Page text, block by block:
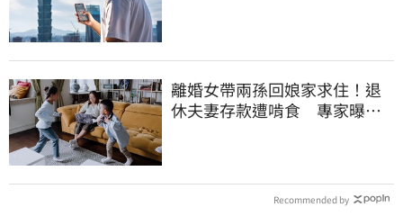
離婚女帶兩孫回娘家求住！退
休夫妻存款遭啃食 專家曝這
Recommended by